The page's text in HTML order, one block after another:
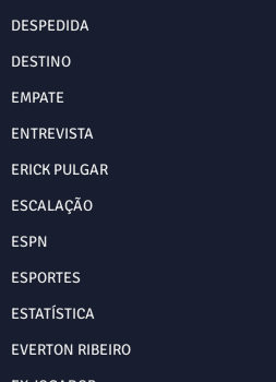
DESPEDIDA
DESTINO
EMPATE
ENTREVISTA
ERICK PULGAR
ESCALAÇÃO
ESPN
ESPORTES
ESTATÍSTICA
EVERTON RIBEIRO